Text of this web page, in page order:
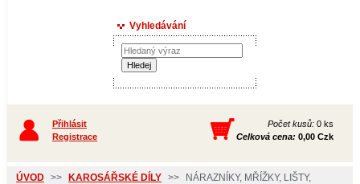
Vyhledávání
Přihlásit
Registrace
Počet kusů: 0 ks
Celková cena: 0,00 Czk
ÚVOD >> KAROSÁŘSKÉ DÍLY >>
NÁRAZNÍKY, MŘÍŽKY, LIŠTY,